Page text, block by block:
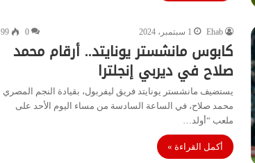
Ehab 1 سبتمبر، 2024 0
99
كابوس مانشستر يونايتد.. أرقام محمد
صلاح في ديربي إنجلترا
يستضيف مانشستر يونايتد فريق ليفربول، بقيادة النجم المصري
محمد صلاح، في الساعة السادسة من مساء اليوم الأحد على
ملعب “أولد…
أكمل القراءة »